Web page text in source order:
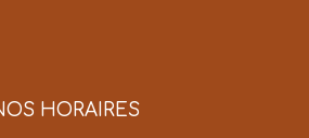
HORAIRES